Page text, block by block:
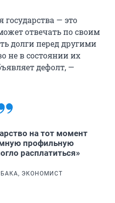
— это
отвечать по своим
долги перед другими
не в состоянии их
дефолт, —
на тот момент
профильную
расплатиться»
ЭКОНОМИСТ